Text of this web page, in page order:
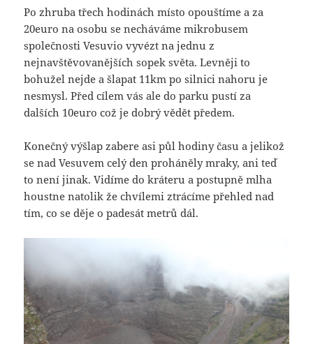
Po zhruba třech hodinách místo opouštíme a za
20euro na osobu se necháváme mikrobusem
společnosti Vesuvio vyvézt na jednu z
nejnavštěvovanějších sopek světa. Levněji to
bohužel nejde a šlapat 11km po silnici nahoru je
nesmysl. Před cílem vás ale do parku pustí za
dalších 10euro což je dobrý vědět předem.
Konečný výšlap zabere asi půl hodiny času a jelikož
se nad Vesuvem celý den proháněly mraky, ani teď
to není jinak. Vidíme do kráteru a postupně mlha
houstne natolik že chvílemi ztrácíme přehled nad
tím, co se děje o padesát metrů dál.